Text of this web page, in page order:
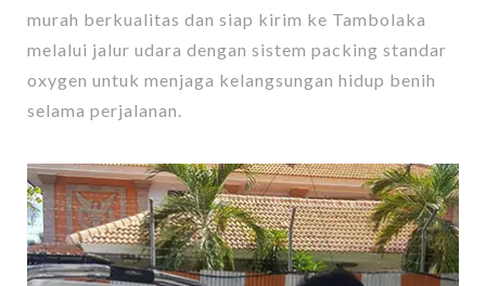
murah berkualitas dan siap kirim ke Tambolaka
melalui jalur udara dengan sistem packing standar
oxygen untuk menjaga kelangsungan hidup benih
selama perjalanan.